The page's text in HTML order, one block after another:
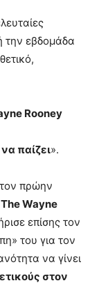
την εβδομάδα
Rooney
παίζει».
πρώην
The Wayne
επίσης τον
του για τον
να γίνει
στον